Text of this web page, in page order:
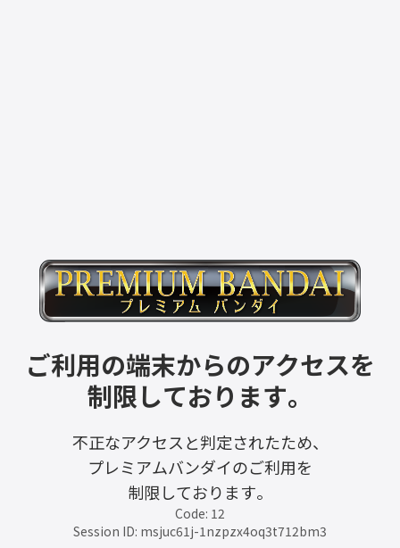
ご利用の端末からのアクセスを
制限しております。
不正なアクセスと判定されたため、
プレミアムバンダイのご利用を
制限しております。
Code: 12
Session ID: msjuc61j-1nzpzx4oq3t712bm3